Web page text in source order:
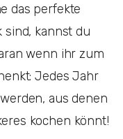
das perfekte
sind, kannst du
wenn ihr zum
Jedes Jahr
aus denen
kochen könnt!